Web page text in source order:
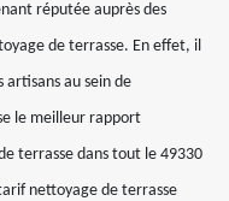
réputée auprès des
de terrasse. En effet, il
artisans au sein de
le meilleur rapport
terrasse dans tout le 49330
nettoyage de terrasse